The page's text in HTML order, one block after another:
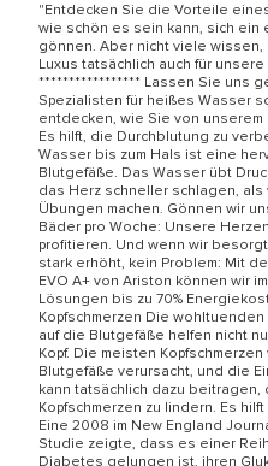
"Entdecken Sie die Vorteile
wie schön es sein kann, sich
gönnen. Aber nicht viele
Luxus tatsächlich auch für
***************** Lassen Sie uns
Spezialisten für heißes Wasser
entdecken, wie Sie von
Es hilft, die Durchblutung zu
Wasser bis zum Hals ist eine
Blutgefäße. Das Wasser übt
das Herz schneller schlagen,
Übungen machen. Gönnen wir
Bäder pro Woche: Unsere
profitieren. Und wenn wir
stark erhöht, kein Problem: Mit
EVO A+ von Ariston können wir
Lösungen bis zu 70%
Kopfschmerzen Die
auf die Blutgefäße helfen nicht
Kopf. Die meisten
Blutgefäße verursacht, und die
kann tatsächlich dazu beitragen,
Kopfschmerzen zu lindern. Es
Eine 2008 im New England
Studie zeigte, dass es einer
Diabetes gelungen ist, ihren